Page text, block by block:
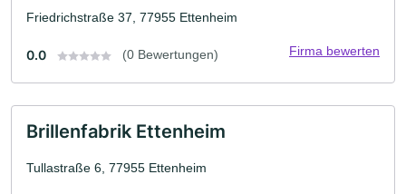
Friedrichstraße 37, 77955 Ettenheim
0.0 (0 Bewertungen) Firma bewerten
Brillenfabrik Ettenheim
Tullastraße 6, 77955 Ettenheim